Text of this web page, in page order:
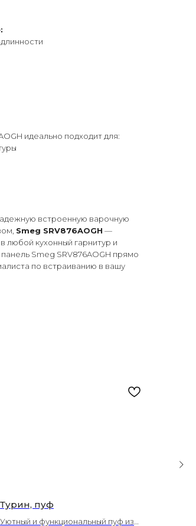
идеально подходит для:
встроенную варочную
Smeg SRV876AOGH —
любой кухонный гарнитур и
Smeg SRV876AOGH прямо
по встраиванию в вашу
Турин, пуф
Уютный и функциональный пуф из